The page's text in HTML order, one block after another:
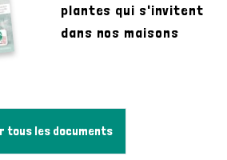
plantes qui s'invitent
dans nos maisons
tous les documents